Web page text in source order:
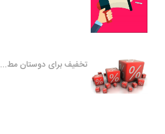
تخفیف برای دوستان مط...